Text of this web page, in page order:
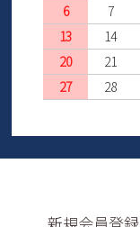
6
7
13
14
20
21
27
28
新規会員登録